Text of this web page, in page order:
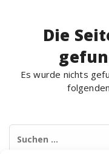
Die
Es wurde nichts